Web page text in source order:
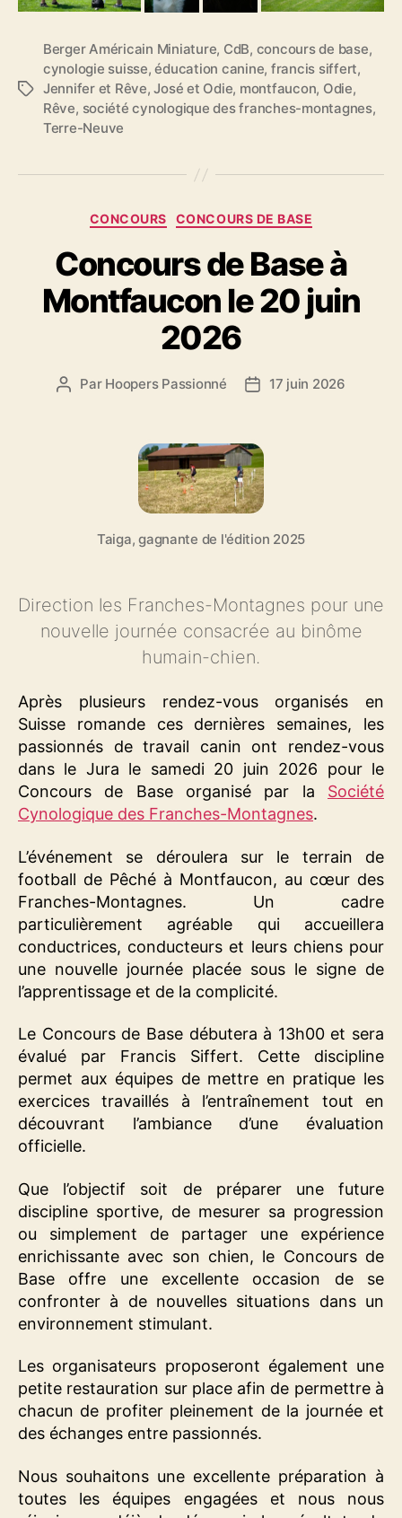
Étiquettes
Berger Américain Miniature, CdB, concours de base,
cynologie suisse,éducation canine, francis siffert,
Jennifer et Rêve,José et Odie, montfaucon, Odie,
Rêve, société cynologique des franches-montagnes,
Terre-Neuve
Catégories
CONCOURS CONCOURS DE BASE
Concours de Base à
Montfaucon le 20 juin
2026
Auteur
Par Hoopers Passionné
Date17 juin 2026
Taiga, gagnante de l'édition 2025
Direction les Franches-Montagnes pour une
nouvelle journée consacrée au binôme
humain-chien.
Après plusieurs rendez-vous organisés en
Suisse romande ces dernières semaines, les
passionnés de travail canin ont rendez-vous
dans le Jura le samedi 20 juin 2026 pour le
Concours de Base organisé par la Société
Cynologique des Franches-Montagnes.
L’événement se déroulera sur le terrain de
football de Pêché à Montfaucon, au cœur des
Franches-Montagnes. Un cadre
particulièrement agréable qui accueillera
conductrices, conducteurs et leurs chiens pour
une nouvelle journée placée sous le signe de
l’apprentissage et de la complicité.
Le Concours de Base débutera à 13h00 et sera
évalué par Francis Siffert. Cette discipline
permet aux équipes de mettre en pratique les
exercices travaillés à l’entraînement tout en
découvrant l’ambiance d’une évaluation
officielle.
Que l’objectif soit de préparer une future
discipline sportive, de mesurer sa progression
ou simplement de partager une expérience
enrichissante avec son chien, le Concours de
Base offre une excellente occasion de se
confronter à de nouvelles situations dans un
environnement stimulant.
Les organisateurs proposeront également une
petite restauration sur place afin de permettre à
chacun de profiter pleinement de la journée et
des échanges entre passionnés.
Nous souhaitons une excellente préparation à
toutes les équipes engagées et nous nous